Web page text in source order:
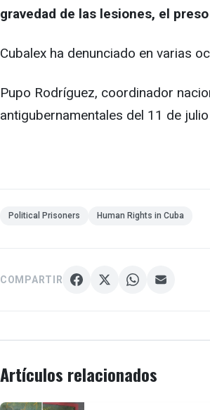
gravedad de las lesiones, el
Cubalex ha denunciado en varias
Pupo Rodríguez, coordinador
antigubernamentales del 11 de
Political Prisoners Human Rights in Cuba
COMPARTIR
Artículos relacionados